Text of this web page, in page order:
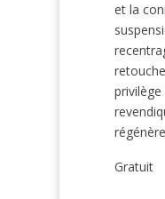
et la
Gratuit